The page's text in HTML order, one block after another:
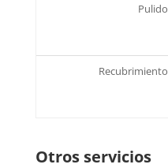
Otros servicios